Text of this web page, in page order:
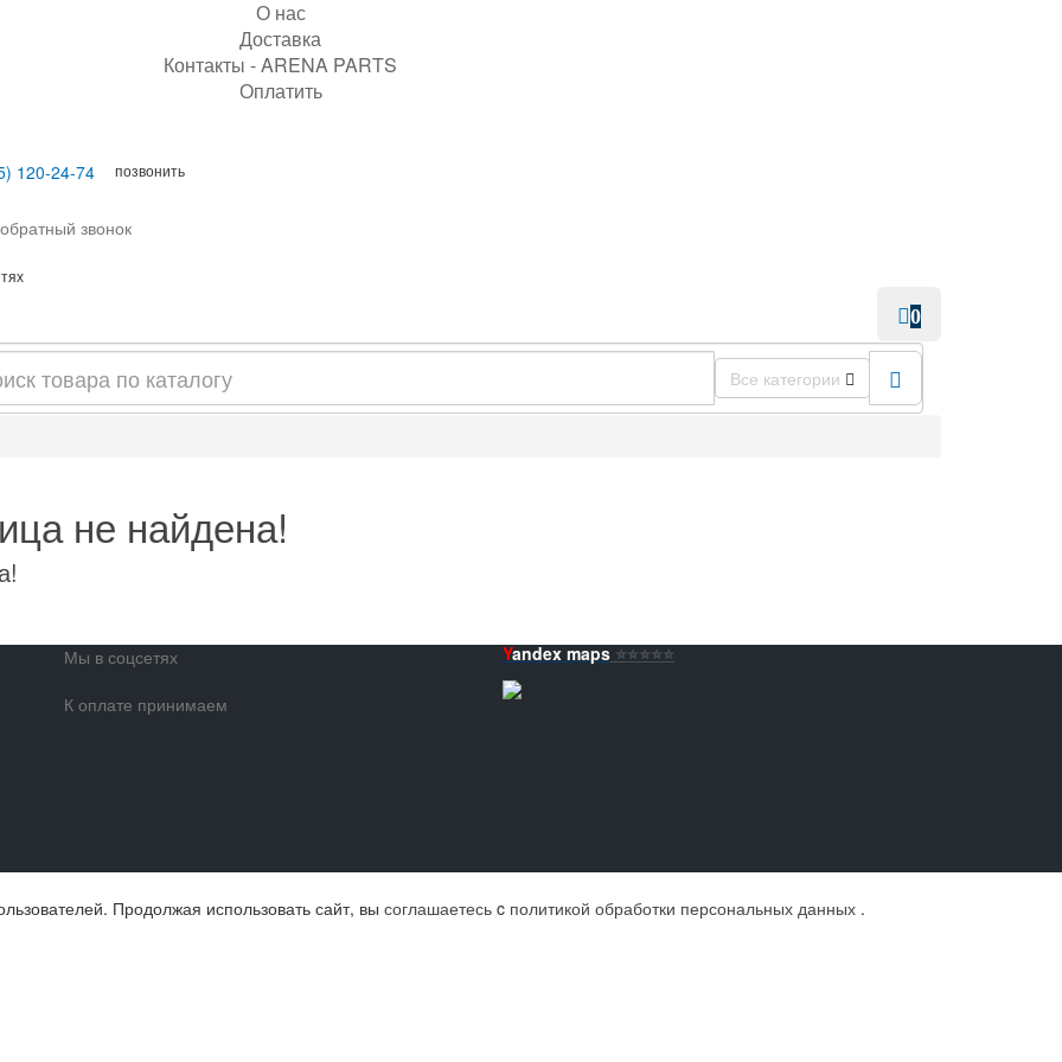
О нас
Доставка
Контакты - ARENA PARTS
Оплатить
120-24-74 позвонить
звонок
0
Все категории
не найдена!
Мы в соцсетях
К оплате принимаем
Yandex maps ⭐️⭐️⭐️⭐️⭐️
Продолжая использовать сайт, вы соглашаетесь c политикой обработки персональных данных .